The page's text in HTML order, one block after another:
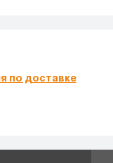
по доставке